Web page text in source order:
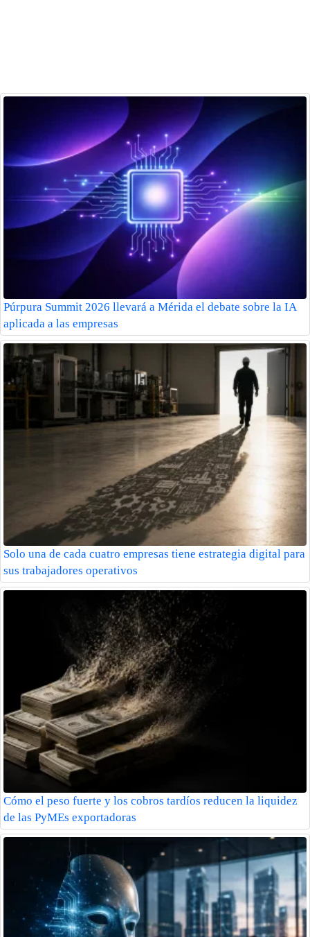
Púrpura Summit 2026 llevará a Mérida el debate sobre la IA
aplicada a las empresas
Solo una de cada cuatro empresas tiene estrategia digital para
sus trabajadores operativos
Cómo el peso fuerte y los cobros tardíos reducen la liquidez
de las PyMEs exportadoras